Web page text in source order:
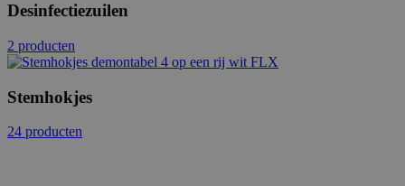
Desinfectiezuilen
2 producten
Stemhokjes
24 producten